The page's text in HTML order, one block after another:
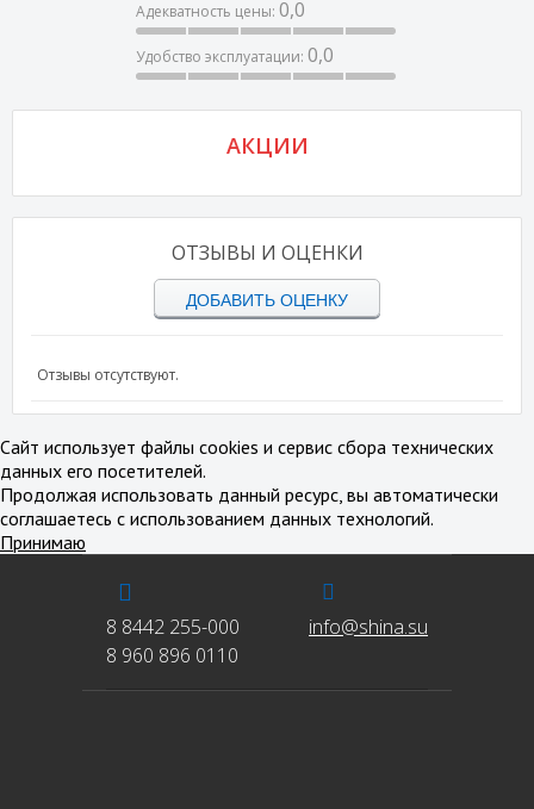
Адекватность цены: 0,0
Удобство эксплуатации: 0,0
АКЦИИ
ОТЗЫВЫ И ОЦЕНКИ
ДОБАВИТЬ ОЦЕНКУ
Отзывы отсутствуют.
8 8442 255-000
8 960 896 0110
info@shina.su
Сайт использует файлы cookies и сервис сбора технических
данных его посетителей.
Продолжая использовать данный ресурс, вы автоматически
соглашаетесь с использованием данных технологий.
Принимаю